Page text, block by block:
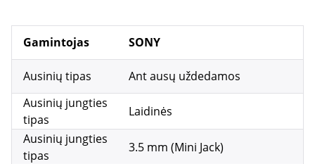
Gamintojas SONY
Ausinių tipas
Ant ausų uždedamos
Ausinių jungties
tipas
Laidinės
Ausinių jungties
tipas
3.5 mm (Mini Jack)